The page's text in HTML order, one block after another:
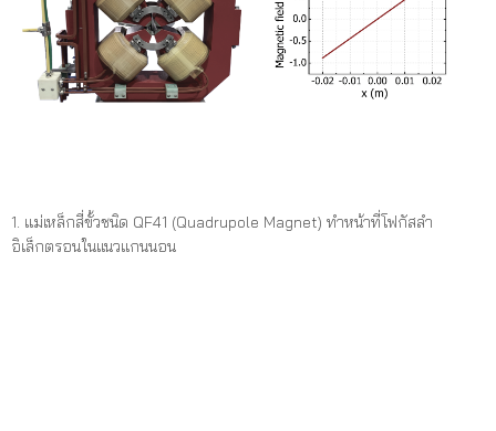
1. แม่เหล็กสี่ขั้วชนิด QF41 (Quadrupole Magnet) ทำหน้าที่โฟกัสลำ
อิเล็กตรอนในแนวแกนนอน